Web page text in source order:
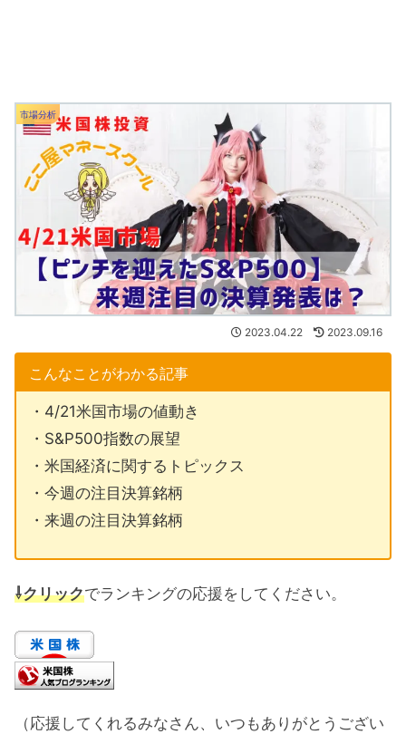
市場分析
2023.04.22 2023.09.16
こんなことがわかる記事
・4/21米国市場の値動き
・S&P500指数の展望
・米国経済に関するトピックス
・今週の注目決算銘柄
・来週の注目決算銘柄
⇩クリックでランキングの応援をしてください。
（応援してくれるみなさん、いつもありがとうござい